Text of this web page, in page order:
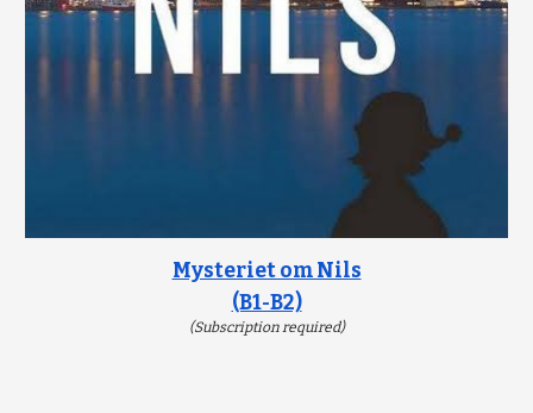
Mysteriet om Nils
(B1-B2)
(Subscription required)